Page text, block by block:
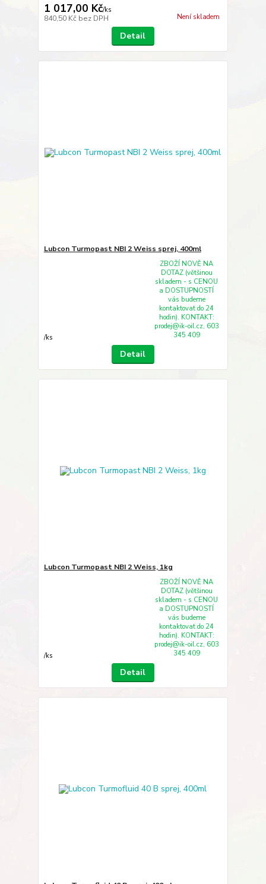
1 017,00 Kč/ks
840,50 Kč bez DPH Není skladem
Detail
Lubcon Turmopast NBI 2 Weiss sprej, 400ml
/ks
ZBOŽÍ NOVĚ NA
DOTAZ (většinou
skladem - s CENOU
a DOSTUPNOSTÍ
vás budeme
kontaktovat do 24
hodin). KONTAKT:
prodej@ik-oil.cz, 603
345 409
Detail
Lubcon Turmopast NBI 2 Weiss, 1kg
/ks
ZBOŽÍ NOVĚ NA
DOTAZ (většinou
skladem - s CENOU
a DOSTUPNOSTÍ
vás budeme
kontaktovat do 24
hodin). KONTAKT:
prodej@ik-oil.cz, 603
345 409
Detail